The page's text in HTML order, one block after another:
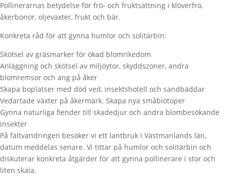
Pollinerarnas betydelse för frö- och fruktsättning i klöverfrö,
åkerbönor, oljeväxter, frukt och bär.
Konkreta råd för att gynna humlor och solitärbin:
Skötsel av gräsmarker för ökad blomrikedom
Anläggning och skötsel av miljöytor, skyddszoner, andra
blomremsor och äng på åker
Skapa boplatser med död ved, insektshotell och sandbäddar
Vedartade växter på åkermark. Skapa nya småbiotoper
Gynna naturliga fiender till skadedjur och andra blombesökande
insekter
På fältvandringen besöker vi ett lantbruk i Västmanlands län,
datum meddelas senare. Vi tittar på humlor och solitärbin och
diskuterar konkreta åtgärder för att gynna pollinerare i stor och
liten skala.